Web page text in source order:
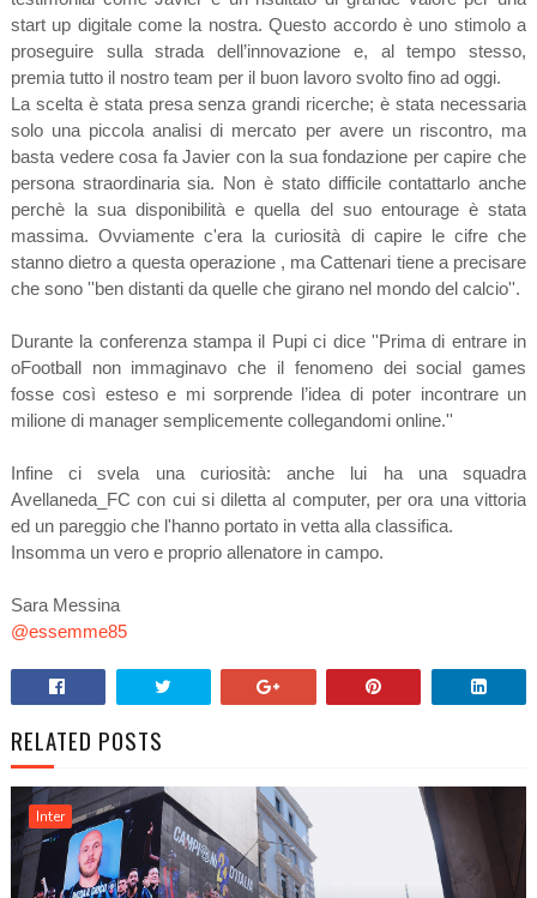
start up digitale come la nostra. Questo accordo è uno stimolo a
proseguire sulla strada dell’innovazione e, al tempo stesso,
premia tutto il nostro team per il buon lavoro svolto fino ad oggi.
La scelta è stata presa senza grandi ricerche; è stata necessaria
solo una piccola analisi di mercato per avere un riscontro, ma
basta vedere cosa fa Javier con la sua fondazione per capire che
persona straordinaria sia. Non è stato difficile contattarlo anche
perchè la sua disponibilità e quella del suo entourage è stata
massima. Ovviamente c'era la curiosità di capire le cifre che
stanno dietro a questa operazione , ma Cattenari tiene a precisare
che sono ''ben distanti da quelle che girano nel mondo del calcio''.
Durante la conferenza stampa il Pupi ci dice ''Prima di entrare in
oFootball non immaginavo che il fenomeno dei social games
fosse così esteso e mi sorprende l’idea di poter incontrare un
milione di manager semplicemente collegandomi online.''
Infine ci svela una curiosità: anche lui ha una squadra
Avellaneda_FC con cui si diletta al computer, per ora una vittoria
ed un pareggio che l'hanno portato in vetta alla classifica.
Insomma un vero e proprio allenatore in campo.
Sara Messina
@essemme85
RELATED POSTS
Inter